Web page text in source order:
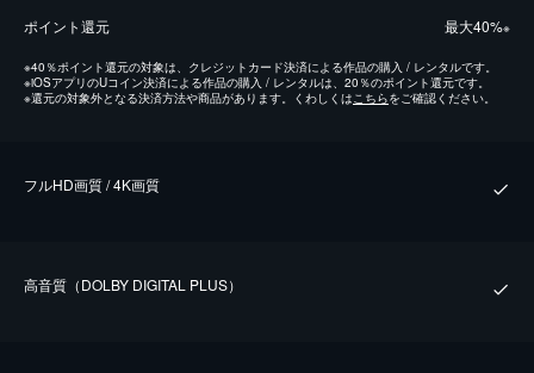
ポイント還元 最⼤40%※
※40％ポイント還元の対象は、クレジットカード決済による作品の購入 / レンタルです。
※iOSアプリのUコイン決済による作品の購入 / レンタルは、20％のポイント還元です。
※還元の対象外となる決済方法や商品があります。くわしくはこちらをご確認ください。
フルHD画質 / 4K画質
⾼⾳質（DOLBY DIGITAL PLUS）